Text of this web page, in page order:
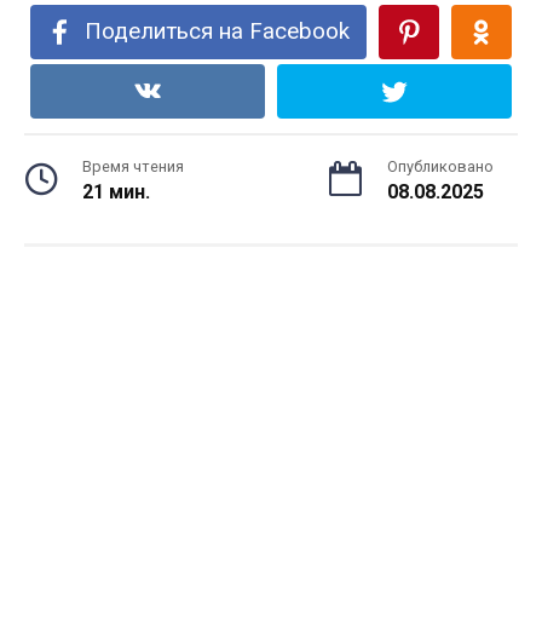
Поделиться на Facebook
Время чтения
21 мин.
Опубликовано
08.08.2025